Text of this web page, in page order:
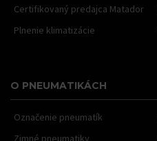
Certifikovaný predajca Matador
Plnenie klimatizácie
O PNEUMATIKÁCH
Označenie pneumatík
Zimné pneumatiky